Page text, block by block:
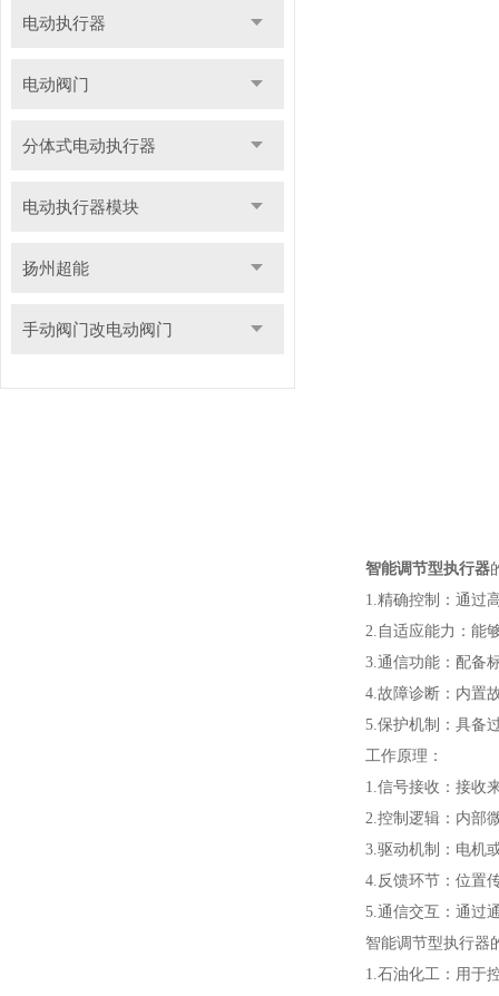
电动执行器
电动阀门
分体式电动执行器
电动执行器模块
扬州超能
手动阀门改电动阀门
智能调节型执行器
1.精确控制：通过高
2.自适应能力：能够
3.通信功能：配备标
4.故障诊断：内置故
5.保护机制：具备过
工作原理：
1.信号接收：接收来
2.控制逻辑：内部微
3.驱动机制：电机或
4.反馈环节：位置传
5.通信交互：通过通
智能调节型执行器
1.石油化工：用于控